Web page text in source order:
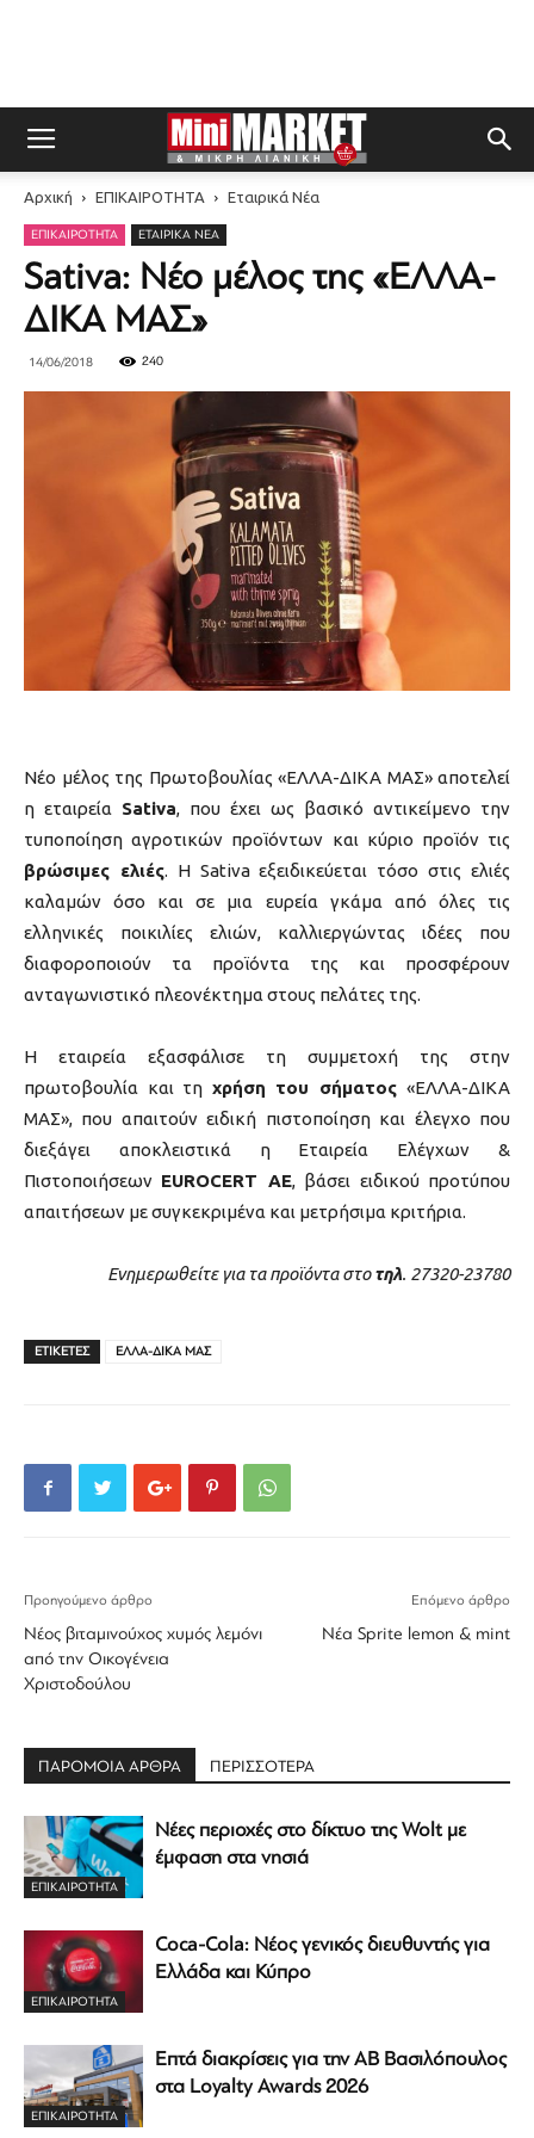
Αρχική ΕΠΙΚΑΙΡΟΤΗΤΑ Εταιρικά Νέα
ΕΠΙΚΑΙΡΟΤΗΤΑ ΕΤΑΙΡΙΚΆ ΝΈΑ
Sativa: Νέο μέλος της «ΕΛΛΑ-
ΔΙΚΑ ΜΑΣ»
14/06/2018 240
Νέο μέλος της Πρωτοβουλίας «ΕΛΛΑ-ΔΙΚΑ ΜΑΣ» αποτελεί
η εταιρεία Sativa, που έχει ως βασικό αντικείμενο την
τυποποίηση αγροτικών προϊόντων και κύριο προϊόν τις
βρώσιμες ελιές. Η Sativa εξειδικεύεται τόσο στις ελιές
καλαμών όσο και σε μια ευρεία γκάμα από όλες τις
ελληνικές ποικιλίες ελιών, καλλιεργώντας ιδέες που
διαφοροποιούν τα προϊόντα της και προσφέρουν
ανταγωνιστικό πλεονέκτημα στους πελάτες της.
Η εταιρεία εξασφάλισε τη συμμετοχή της στην
πρωτοβουλία και τη χρήση του σήματος «ΕΛΛΑ-ΔΙΚΑ
ΜΑΣ», που απαιτούν ειδική πιστοποίηση και έλεγχο που
διεξάγει αποκλειστικά η Εταιρεία Ελέγχων &
Πιστοποιήσεων EUROCERT AΕ, βάσει ειδικού προτύπου
απαιτήσεων με συγκεκριμένα και μετρήσιμα κριτήρια.
Ενημερωθείτε για τα προϊόντα στοτηλ. 27320-23780
ΕΤΙΚΕΤΕΣ ΕΛΛΑ-ΔΙΚΑ ΜΑΣ
Προηγούμενο άρθρο
Νέος βιταμινούχος χυμός λεμόνι
από την Οικογένεια
Χριστοδούλου
Επόμενο άρθρο
Νέα Sprite lemon & mint
ΠΑΡΟΜΟΙΑ ΑΡΘΡΑ ΠΕΡΙΣΣΟΤΕΡΑ
ΕΠΙΚΑΙΡΟΤΗΤΑ
Νέες περιοχές στο δίκτυο της Wolt με
έμφαση στα νησιά
ΕΠΙΚΑΙΡΟΤΗΤΑ
Coca-Cola: Νέος γενικός διευθυντής για
Ελλάδα και Κύπρο
ΕΠΙΚΑΙΡΟΤΗΤΑ
Επτά διακρίσεις για την ΑΒ Βασιλόπουλος
στα Loyalty Awards 2026